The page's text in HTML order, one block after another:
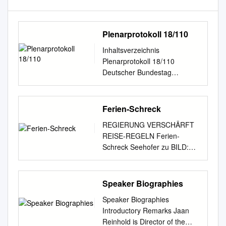
Plenarprotokoll 18/110
Inhaltsverzeichnis
Plenarprotokoll 18/110
Deutscher Bundestag
Stenografischer Bericht 110.
Sitzung Berlin, Freitag, den
12. Juni 2015 Inhalt:
Speicherpflicht und
Höchstspei- cherfrist für
Verkehrsdaten – Zweite und
dritte Beratung des von der
Drucksache 18/5088 . 10582
C Bundesregierung
eingebrachten Entwurfs eines
Gesetzes zur Erhöhung der
Si- b) Antrag der
Ferien-Schreck
REGIERUNG VERSCHÄRFT
REISE-REGELN Ferien-
Schreck Seehofer zu BILD:
„Reiserückkehrer müssen
künftig bei jeder Einreise
einen negativen Corona-Test
haben, egal aus welchem
Land sie zurückkommen“ von:
LYDIA ROSENFELDER,
Speaker Biographies
Speaker Biographies
Introductory Remarks Jaan
Reinhold is Director of the